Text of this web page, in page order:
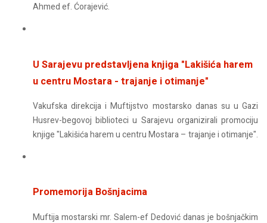
Ahmed ef. Ćorajević.
U Sarajevu predstavljena knjiga "Lakišića harem
u centru Mostara - trajanje i otimanje"
Vakufska direkcija i Muftijstvo mostarsko danas su u Gazi
Husrev-begovoj biblioteci u Sarajevu organizirali promociju
knjige "Lakišića harem u centru Mostara – trajanje i otimanje".
Promemorija Bošnjacima
Muftija mostarski mr. Salem-ef Dedović danas je bošnjačkim